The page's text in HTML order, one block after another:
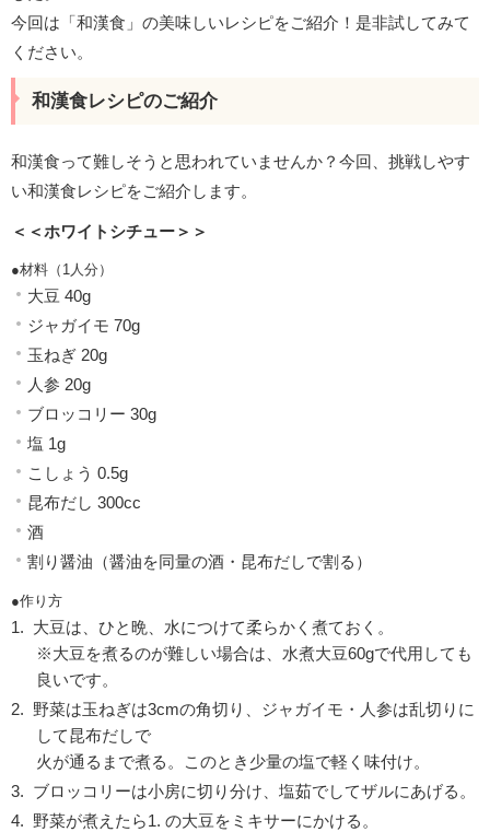
今回は「和漢食」の美味しいレシピをご紹介！是非試してみて
ください。
和漢食レシピのご紹介
和漢食って難しそうと思われていませんか？今回、挑戦しやす
い和漢食レシピをご紹介します。
＜＜ホワイトシチュー＞＞
●材料（1人分）
大豆 40g
ジャガイモ 70g
玉ねぎ 20g
人参 20g
ブロッコリー 30g
塩 1g
こしょう 0.5g
昆布だし 300cc
酒
割り醤油（醤油を同量の酒・昆布だしで割る）
●作り方
大豆は、ひと晩、水につけて柔らかく煮ておく。
※大豆を煮るのが難しい場合は、水煮大豆60gで代用しても
良いです。
野菜は玉ねぎは3cmの角切り、ジャガイモ・人参は乱切りに
して昆布だしで
火が通るまで煮る。このとき少量の塩で軽く味付け。
ブロッコリーは小房に切り分け、塩茹でしてザルにあげる。
野菜が煮えたら1. の大豆をミキサーにかける。